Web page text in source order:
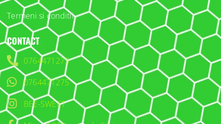
Termeni si conditii
CONTACT
0764471275
0764471275
BEE-SWEET